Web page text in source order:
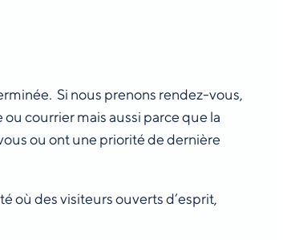
Si nous prenons rendez-vous,
courrier mais aussi parce que la
ou ont une priorité de dernière
où des visiteurs ouverts d’esprit,